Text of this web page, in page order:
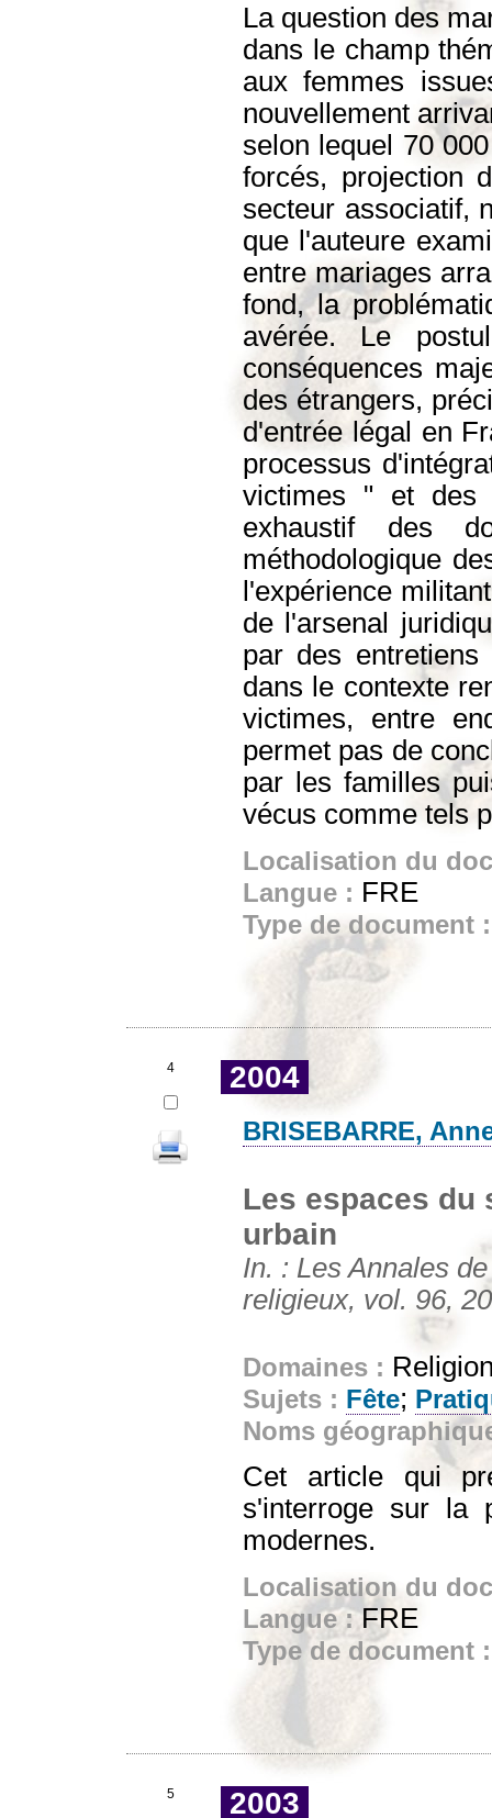
La question des
dans le champ
aux femmes
nouvellement
selon lequel 70
forcés, projection
secteur associatif,
que l'auteure
entre mariages
fond, la
avérée. Le
conséquences
des étrangers,
d'entrée légal en
processus
victimes " et des
exhaustif des
méthodologique
l'expérience
de l'arsenal
par des
dans le contexte
victimes, entre
permet pas de
par les familles
vécus comme tels
Localisation du
Langue : FRE
Type de document
4 2004
BRISEBARRE,
Les espaces du
urbain
In. : Les Annales
religieux, vol. 96,
Domaines :
Sujets : Fête;
Noms
Cet article qui
s'interroge sur la
modernes.
Localisation du
Langue :FRE
Type de document
5 2003